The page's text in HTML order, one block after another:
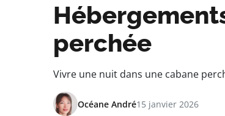
perchée​
Vivre une nuit dans une cabane
Océane André15 janvier 2026